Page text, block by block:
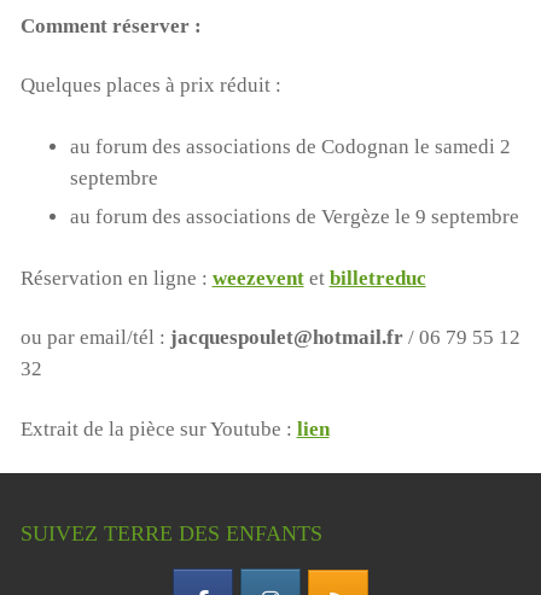
Comment réserver :
Quelques places à prix réduit :
au forum des associations de Codognan le samedi 2
septembre
au forum des associations de Vergèze le 9 septembre
Réservation en ligne : weezeventet billetreduc
ou par email/tél : jacquespoulet@hotmail.fr/ 06 79 55 12
32
Extrait de la pièce sur Youtube : lien
SUIVEZ TERRE DES ENFANTS